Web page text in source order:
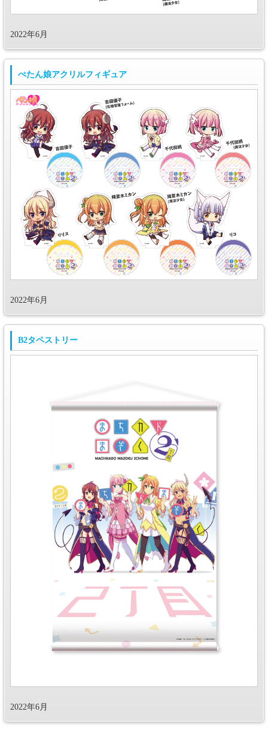
2022年6月
ぺたん娘アクリルフィギュア
2022年6月
B2タペストリー
2022年6月